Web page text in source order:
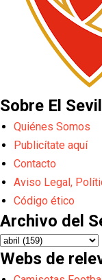
Sobre El
Quiénes Somos
Publicítate aquí
Contacto
Aviso Legal,
Código ético
Archivo del
Webs de